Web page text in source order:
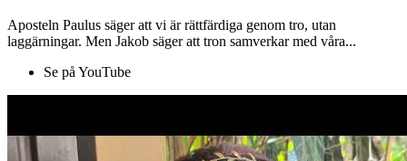
Aposteln Paulus säger att vi är rättfärdiga genom tro, utan
laggärningar. Men Jakob säger att tron samverkar med våra...
Se på YouTube